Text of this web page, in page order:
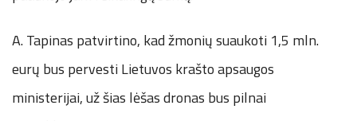
A. Tapinas patvirtino, kad žmonių suaukoti 1,5 mln.
eurų bus pervesti Lietuvos krašto apsaugos
ministerijai, už šias lėšas dronas bus pilnai